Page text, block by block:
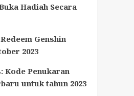
Hadiah Secara
Genshin
2023
Kode Penukaran
untuk tahun 2023